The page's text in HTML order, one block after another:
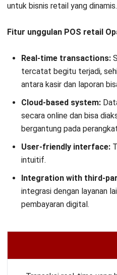
untuk bisnis retail yang dinamis.
Fitur unggulan POS retail
Real-time transactions:
tercatat begitu terjadi,
antara kasir dan laporan
Cloud-based system:
secara online dan bisa
bergantung pada
User-friendly interface:
intuitif.
Integration with third-
integrasi dengan layanan
pembayaran digital.